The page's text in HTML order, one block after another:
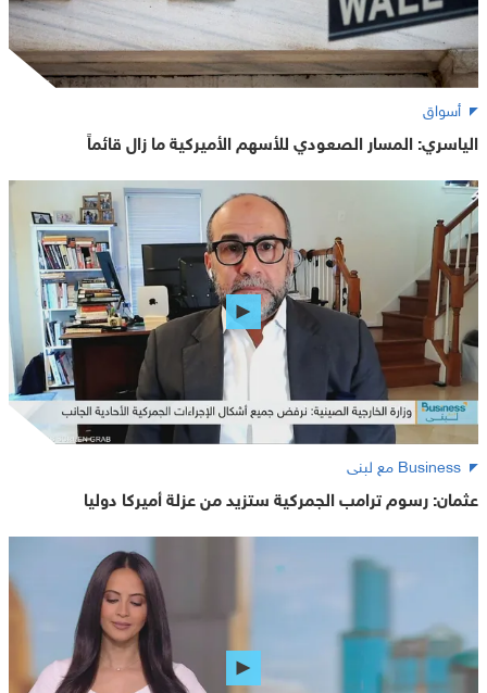
أسواق
الياسري: المسار الصعودي للأسهم الأميركية ما زال قائماً
Business مع لبنى
عثمان: رسوم ترامب الجمركية ستزيد من عزلة أميركا دوليا